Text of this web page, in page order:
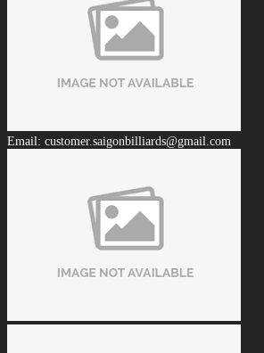
Email: customer.saigonbilliards@gmail.com